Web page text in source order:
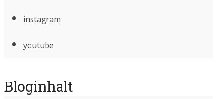
instagram
youtube
Bloginhalt